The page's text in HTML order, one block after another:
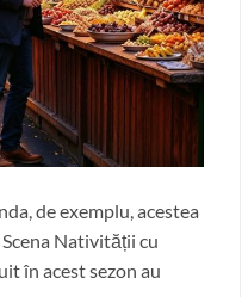
de exemplu, acestea
Nativității cu
în acest sezon au